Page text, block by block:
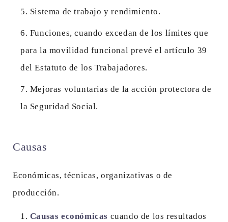
Sistema de trabajo y rendimiento.
Funciones, cuando excedan de los límites que
para la movilidad funcional prevé el artículo 39
del Estatuto de los Trabajadores.
Mejoras voluntarias de la acción protectora de
la Seguridad Social.
Causas
Económicas, técnicas, organizativas o de
producción.
Causas económicas cuando de los resultados